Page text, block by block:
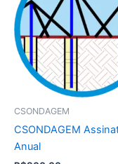
CSONDAGEM
CSONDAGEM
Anual